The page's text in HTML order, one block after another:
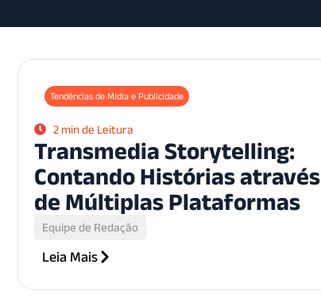
Tendências de Mídia e Publicidade
2 min de Leitura
Transmedia Storytelling:
Contando Histórias através
de Múltiplas Plataformas
Equipe de Redação
Leia Mais